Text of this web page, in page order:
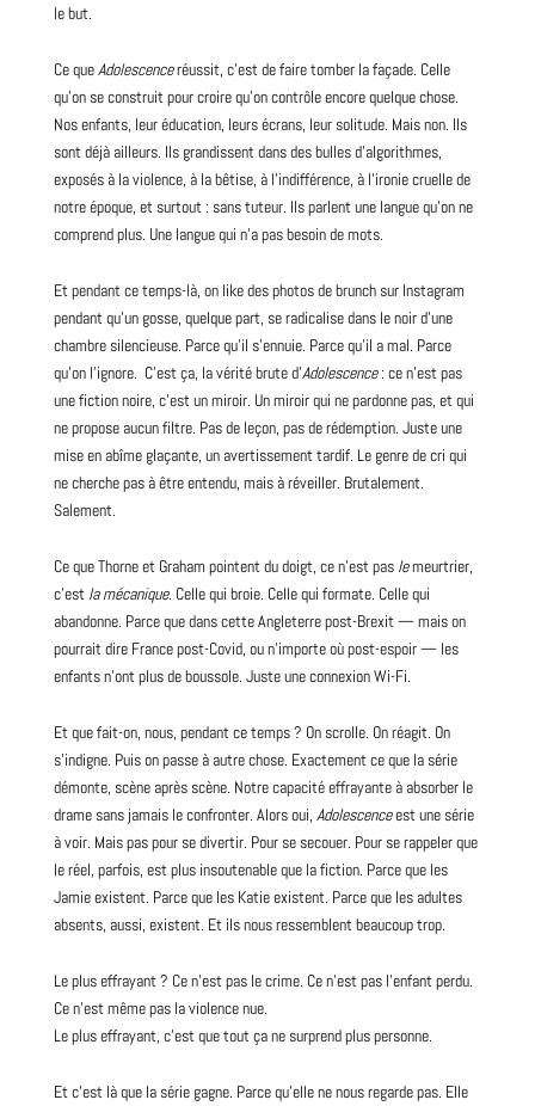
le but.
Ce queAdolescenceréussit, c’est de faire tomber la façade. Celle
qu’on se construit pour croire qu’on contrôle encore quelque chose.
Nos enfants, leur éducation, leurs écrans, leur solitude. Mais non. Ils
sont déjà ailleurs. Ils grandissent dans des bulles d’algorithmes,
exposés à la violence, à la bêtise, à l’indifférence, à l’ironie cruelle de
notre époque, et surtout : sans tuteur. Ils parlent une langue qu’on ne
comprend plus. Une langue qui n’a pas besoin de mots.
Et pendant ce temps-là, on like des photos de brunch sur Instagram
pendant qu’un gosse, quelque part, se radicalise dans le noir d’une
chambre silencieuse. Parce qu’il s’ennuie. Parce qu’il a mal. Parce
qu’on l’ignore. C’est ça, la vérité brute d’Adolescence: ce n’est pas
une fiction noire, c’est un miroir. Un miroir qui ne pardonne pas, et qui
ne propose aucun filtre. Pas de leçon, pas de rédemption. Juste une
mise en abîme glaçante, un avertissement tardif. Le genre de cri qui
ne cherche pas à être entendu, mais à réveiller. Brutalement.
Salement.
Ce que Thorne et Graham pointent du doigt, ce n’est pas lemeurtrier,
c’est la mécanique. Celle qui broie. Celle qui formate. Celle qui
abandonne. Parce que dans cette Angleterre post-Brexit — mais on
pourrait dire France post-Covid, ou n’importe où post-espoir — les
enfants n’ont plus de boussole. Juste une connexion Wi-Fi.
Et que fait-on, nous, pendant ce temps ? On scrolle. On réagit. On
s’indigne. Puis on passe à autre chose. Exactement ce que la série
démonte, scène après scène. Notre capacité effrayante à absorber le
drame sans jamais le confronter. Alors oui, Adolescenceest une série
à voir. Mais pas pour se divertir. Pour se secouer. Pour se rappeler que
le réel, parfois, est plus insoutenable que la fiction. Parce que les
Jamie existent. Parce que les Katie existent. Parce que les adultes
absents, aussi, existent. Et ils nous ressemblent beaucoup trop.
Le plus effrayant ? Ce n’est pas le crime. Ce n’est pas l’enfant perdu.
Ce n’est même pas la violence nue.
Le plus effrayant, c’est que tout ça ne surprend plus personne.
Et c’est là que la série gagne. Parce qu’elle ne nous regarde pas. Elle